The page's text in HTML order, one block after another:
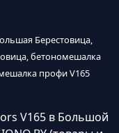
Берестовица,
бетономешалка
профи V165
V165 в Большой